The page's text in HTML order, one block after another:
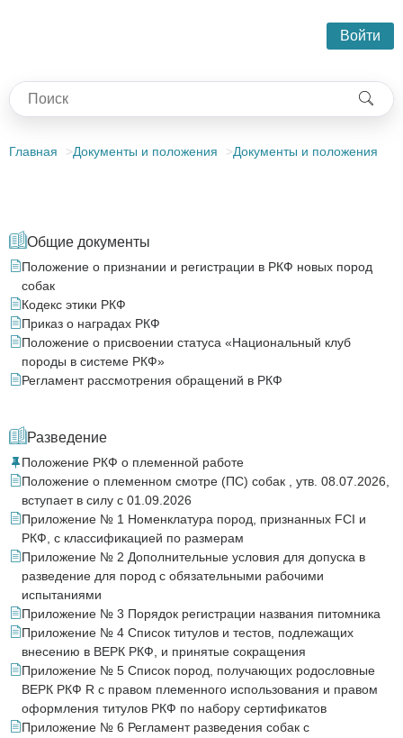
Войти
Главная Документы и положения Документы и положения
Общие документы
Положение о признании и регистрации в РКФ новых пород
собак
Кодекс этики РКФ
Приказ о наградах РКФ
Положение о присвоении статуса «Национальный клуб
породы в системе РКФ»
Регламент рассмотрения обращений в РКФ
Разведение
Положение РКФ о племенной работе
Положение о племенном смотре (ПС) собак , утв. 08.07.2026,
вступает в силу с 01.09.2026
Приложение № 1 Номенклатура пород, признанных FCI и
РКФ, с классификацией по размерам
Приложение № 2 Дополнительные условия для допуска в
разведение для пород с обязательными рабочими
испытаниями
Приложение № 3 Порядок регистрации названия питомника
Приложение № 4 Список титулов и тестов, подлежащих
внесению в ВЕРК РКФ, и принятые сокращения
Приложение № 5 Список пород, получающих родословные
ВЕРК РКФ R c правом племенного использования и правом
оформления титулов РКФ по набору сертификатов
Приложение № 6 Регламент разведения собак с